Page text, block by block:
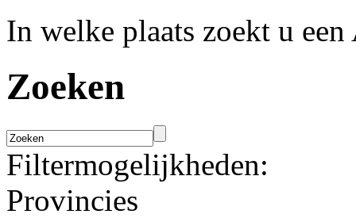
In welke plaats zoekt u
Zoeken
Filtermogelijkheden:
Provincies